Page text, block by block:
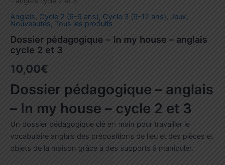
Anglais, Cycle 2 (6-9 ans) Cycle 3 (9-12 ans), Jeux,
Nouveautés Tous les produits
Dossier pédagogique – In my house – anglais
cycle 2 et 3
10,00€
Dossier pédagogique – anglais
– In my house – cycle 2 et 3
Un dossier pédagogique clé en main pour travailler le
vocabulaire anglais des prépositions de lieu et des pièces et
objets de la maison grâce à des supports à manipuler.